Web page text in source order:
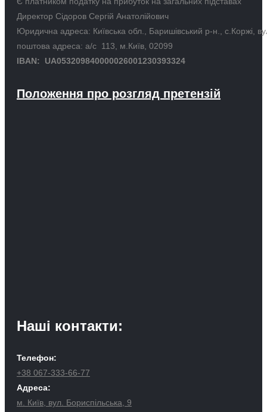
Директор Сідоров Сергій Анатолійович
Юридична адреса: Київська обл., Баришівський р-н., с.Коржі,
поштова адреса: а/с 113, м.Київ, 02099
IBAN: UA053209840000026001230393324
Положення про розгляд претензій
Наші контакти:
Телефон:
+38 067-333-66-77
Адреса:
м. Київ, вул. Бориспільська, 9